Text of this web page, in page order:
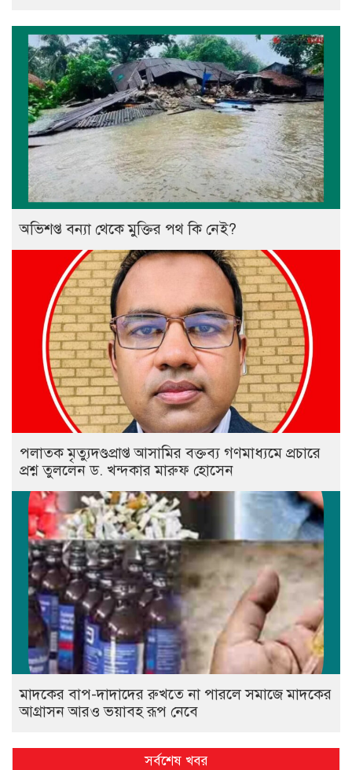
অভিশপ্ত বন্যা থেকে মুক্তির পথ কি নেই?
পলাতক মৃত্যুদণ্ডপ্রাপ্ত আসামির বক্তব্য গণমাধ্যমে প্রচারে
প্রশ্ন তুললেন ড. খন্দকার মারুফ হোসেন
মাদকের বাপ-দাদাদের রুখতে না পারলে সমাজে মাদকের
আগ্রাসন আরও ভয়াবহ রূপ নেবে
সর্বশেষ খবর